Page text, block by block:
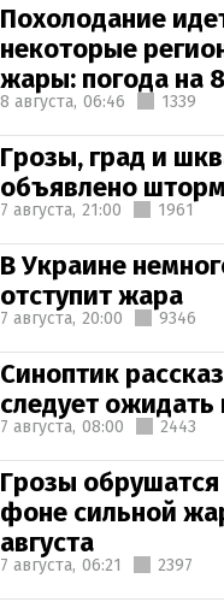
Похолодание
некоторые
жары: погода на
8 августа, 06:46 1339
Грозы, град и
объявлено
7 августа, 21:00 1961
В Украине
отступит жара
7 августа, 20:00 9346
Синоптик
следует
7 августа, 08:00 2443
Грозы обрушатся
фоне сильной
августа
7 августа, 06:21 2397